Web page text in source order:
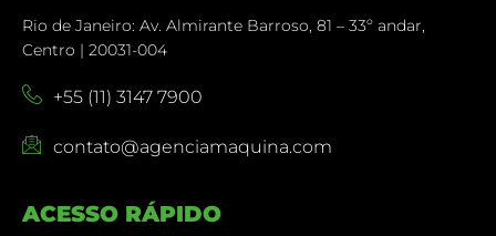
Rio de Janeiro: Av. Almirante Barroso, 81 – 33º andar,
Centro | 20031-004
+55 (11) 3147 7900
contato@agenciamaquina.com
ACESSO RÁPIDO